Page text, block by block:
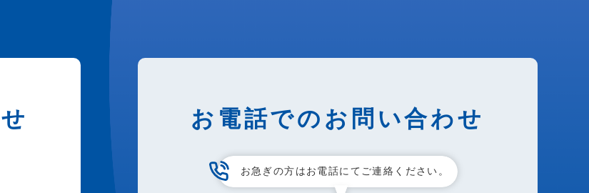
お電話でのお問い合わせ
お急ぎの方はお電話にてご連絡ください。